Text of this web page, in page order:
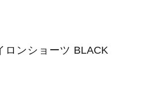
ロンショーツ BLACK